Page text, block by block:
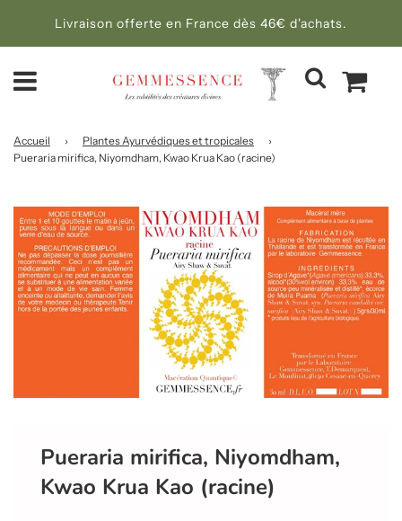
Livraison offerte en France dès 46€ d'achats.
Accueil › Plantes Ayurvédiques et tropicales
›
Pueraria mirifica, Niyomdham, Kwao Krua Kao (racine)
Pueraria mirifica, Niyomdham,
Kwao Krua Kao (racine)